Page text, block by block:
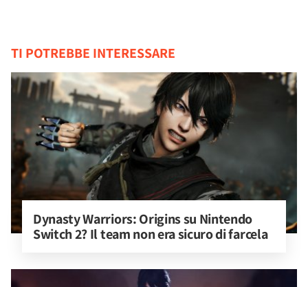
TI POTREBBE INTERESSARE
Dynasty Warriors: Origins su Nintendo
Switch 2? Il team non era sicuro di farcela